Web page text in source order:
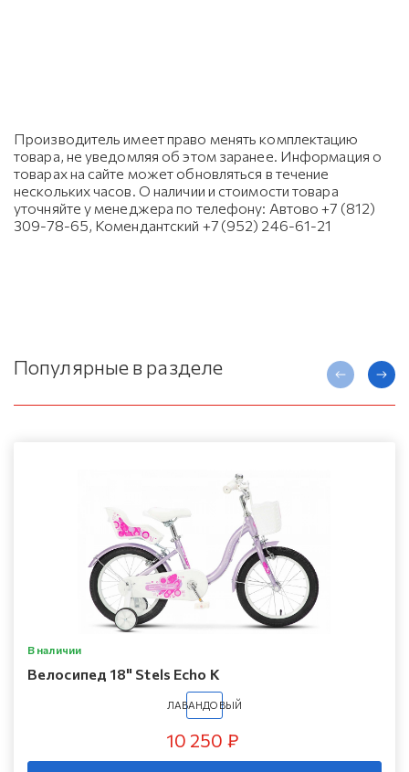
Производитель имеет право менять комплектацию
товара, не уведомляя об этом заранее. Информация о
товарах на сайте может обновляться в течение
нескольких часов. О наличии и стоимости товара
уточняйте у менеджера по телефону: Автово +7 (812)
309-78-65, Комендантский +7 (952) 246-61-21
Популярные в разделе
В наличии
Велосипед 18" Stels Echo K
ЛАВАНДОВЫЙ
10 250 ₽